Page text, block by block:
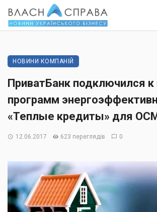
НОВИНИ КОМПАНІЙ
ПриватБанк подключился
программ
«Теплые кредиты» для
12.06.2017 623 переглядів 0